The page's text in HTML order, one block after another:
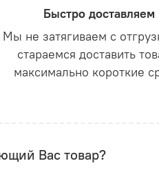
Быстро доставляем
Мы не затягиваем с
стараемся доставить
максимально короткие
Вас товар?